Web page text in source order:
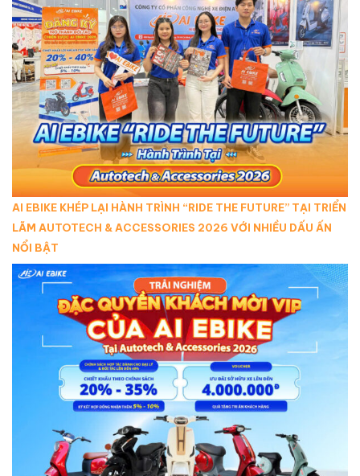
AI EBIKE KHÉP LẠI HÀNH TRÌNH “RIDE THE FUTURE” TẠI TRIỂN
LÃM AUTOTECH & ACCESSORIES 2026 VỚI NHIỀU DẤU ẤN
NỔI BẬT